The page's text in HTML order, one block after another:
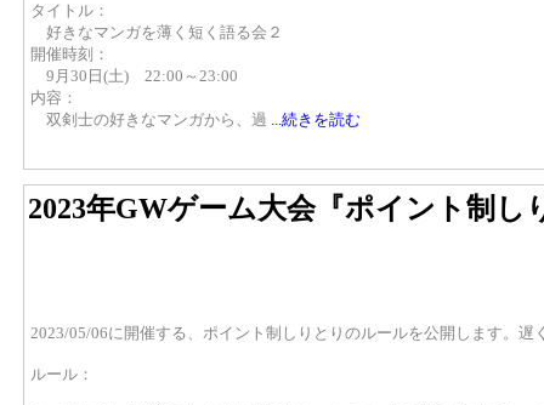
タイトル：
好きなマンガを薄く短く語る会２
開催時刻：
9月30日(土) 22:00～23:00
内容：
双剣士の好きなマンガから、過 ...続きを読む
2023年GWゲーム大会『ポイント制し
2023/05/06に開催する、ポイント制しりとりのルールを公開します。遅
ルール：